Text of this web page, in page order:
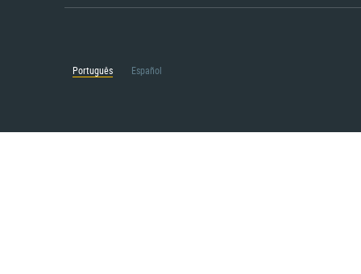
Português Español